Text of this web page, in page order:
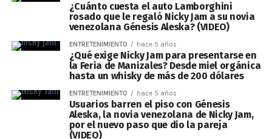
¿Cuánto cuesta el auto Lamborghini
rosado que le regaló Nicky Jam a su novia
venezolana Génesis Aleska? (VIDEO)
ENTRETENIMIENTO hace 5 años
¿Qué exige Nicky Jam para presentarse en
la Feria de Manizales? Desde miel orgánica
hasta un whisky de más de 200 dólares
ENTRETENIMIENTO hace 5 años
Usuarios barren el piso con Génesis
Aleska, la novia venezolana de Nicky Jam,
por el nuevo paso que dio la pareja
(VIDEO)